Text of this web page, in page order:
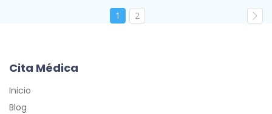
1 2
Cita Médica
Inicio
Blog